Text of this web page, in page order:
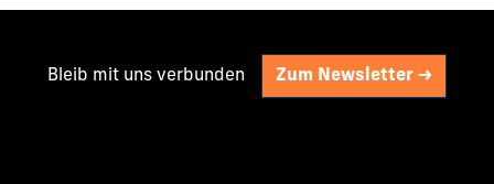
Bleib mit uns verbunden Zum Newsletter ->